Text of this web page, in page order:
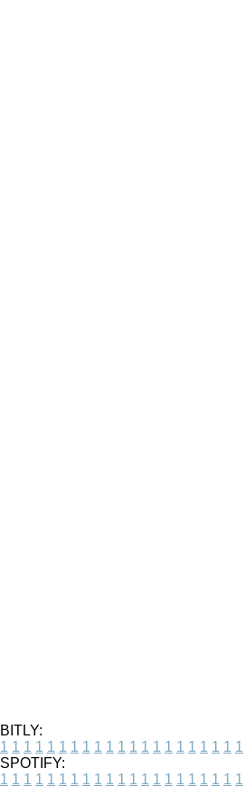
BITLY:
1 1 1 1 1 1 1 1 1 1 1 1 1 1 1 1 1 1 1 1 1
SPOTIFY:
1 1 1 1 1 1 1 1 1 1 1 1 1 1 1 1 1 1 1 1 1